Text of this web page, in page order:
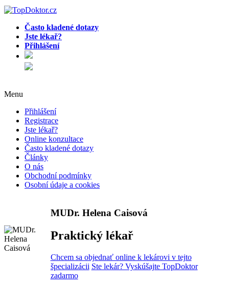
Často kladené dotazy
Jste lékař?
Přihlášení
Menu
Přihlášení
Registrace
Jste lékař?
Online konzultace
Často kladené dotazy
Články
O nás
Obchodní podmínky
Osobní údaje a cookies
MUDr. Helena Caisová
Praktický lékař
Chcem sa objednať online k lekárovi v tejto
špecializácii Ste lekár? Vyskúšajte TopDoktor
zadarmo